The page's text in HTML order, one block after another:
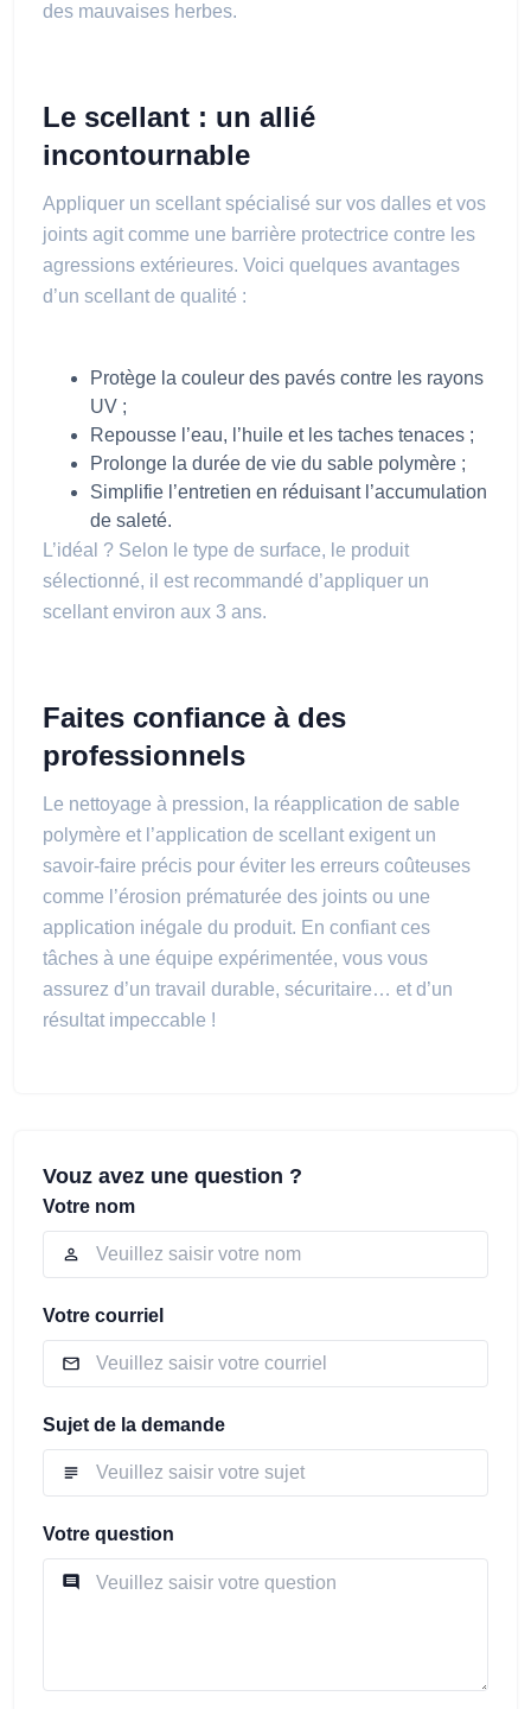
des mauvaises herbes.
Le scellant : un allié
incontournable
Appliquer un scellant spécialisé sur vos dalles et vos
joints agit comme une barrière protectrice contre les
agressions extérieures. Voici quelques avantages
d’un scellant de qualité :
Protège la couleur des pavés contre les rayons
UV ;
Repousse l’eau, l’huile et les taches tenaces ;
Prolonge la durée de vie du sable polymère ;
Simplifie l’entretien en réduisant l’accumulation
de saleté.
L’idéal ? Selon le type de surface, le produit
sélectionné, il est recommandé d’appliquer un
scellant environ aux 3 ans.
Faites confiance à des
professionnels
Le nettoyage à pression, la réapplication de sable
polymère et l’application de scellant exigent un
savoir-faire précis pour éviter les erreurs coûteuses
comme l’érosion prématurée des joints ou une
application inégale du produit. En confiant ces
tâches à une équipe expérimentée, vous vous
assurez d’un travail durable, sécuritaire… et d’un
résultat impeccable !
Vouz avez une question ?
Votre nom
Votre courriel
Sujet de la demande
Votre question